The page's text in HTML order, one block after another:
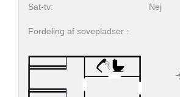
Sat-tv:
Nej
Fordeling af sovepladser :